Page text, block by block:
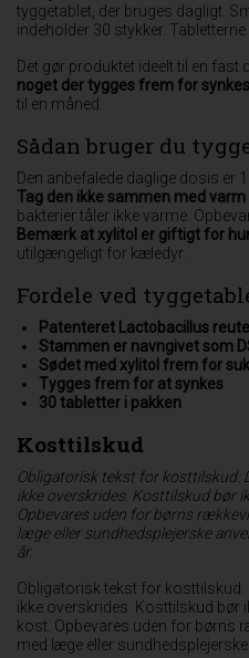
tyggetablet, der bruges dagligt.
indeholder 30 stykker.
Det gør produktet ideelt til en
noget der tygges frem for synkes
til en måned.
Sådan bruger du
Den anbefalede daglige dosis er
Tag den ikke sammen med
bakterier tåler ikke varme.
Bemærk at xylitol er giftigt for
utilgængeligt for kæledyr.
Fordele ved
Patenteret Lactobacillus
Stammen er navngivet som
Sødet med xylitol frem for
Tygges frem for at synkes
30 tabletter i pakken
Kosttilskud
Obligatorisk tekst for kosttilskud:
ikke overskrides. Kosttilskud bør
Opbevares uden for børns
læge eller sundhedsplejerske
år.
Obligatorisk tekst for kosttilskud:
ikke overskrides. Kosttilskud bør
kost. Opbevares uden for børns
med læge eller